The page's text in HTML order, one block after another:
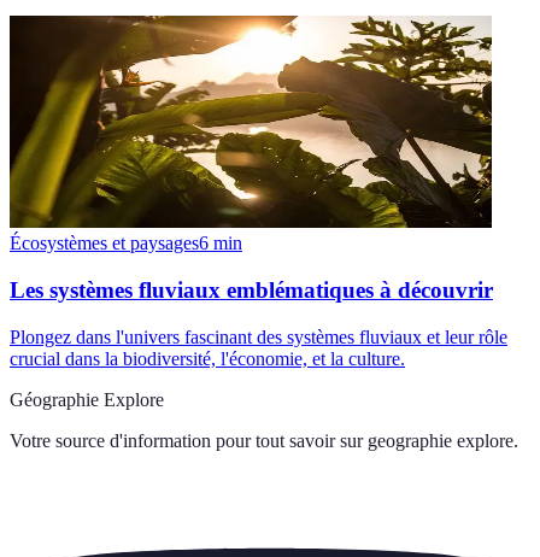
Écosystèmes et paysages6 min
Les systèmes fluviaux emblématiques à découvrir
Plongez dans l'univers fascinant des systèmes fluviaux et leur rôle
crucial dans la biodiversité, l'économie, et la culture.
Géographie Explore
Votre source d'information pour tout savoir sur geographie explore.